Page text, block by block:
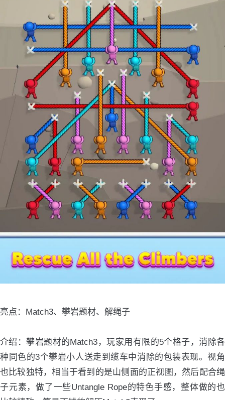
亮点：Match3、攀岩题材、解绳子
介绍：攀岩题材的Match3，玩家用有限的5个格子，消除各
种同色的3个攀岩小人送走到缆车中消除的包装表现。视角
也比较独特，相当于看到的是山侧面的正视图，然后配合绳
子元素，做了一些Untangle Rope的特色手感，整体做的也